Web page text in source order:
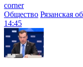
corner
Общество Рязанская
14:45